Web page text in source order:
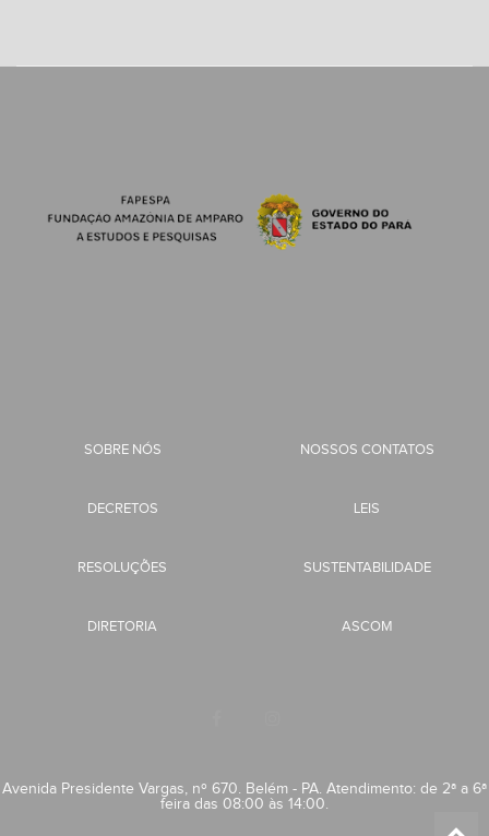
SOBRE NÓS NOSSOS CONTATOS
DECRETOS LEIS
RESOLUÇÕES SUSTENTABILIDADE
DIRETORIA ASCOM
Avenida Presidente Vargas, nº 670. Belém - PA. Atendimento: de 2ª a 6ª
feira das 08:00 às 14:00.